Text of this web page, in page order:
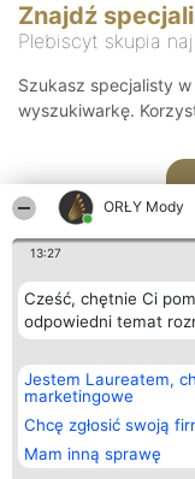
ORŁY Mody
13:27
Cześć, chętnie Ci
odpowiedni temat
Jestem Laureatem,
marketingowe
Chcę zgłosić swoją
Mam inną sprawę
Znajdź
Plebiscyt skupia
Szukasz specjalisty
wyszukiwarkę.
Organizator plebiscytu
Bright Side Solutions sp. z o.
o. sp. k.
ul. Ruska 22
Wrocław 50-079
KRS 0000749100 | Regon
381313360 | NIP 8943132676